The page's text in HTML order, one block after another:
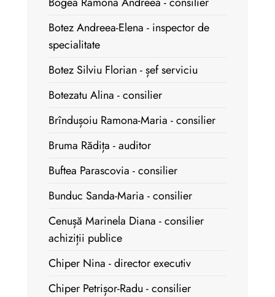
Botez Andreea-Elena - inspector de
specialitate
Botez Silviu Florian - șef serviciu
Botezatu Alina - consilier
Brîndușoiu Ramona-Maria - consilier
Bruma Rădița - auditor
Buftea Parascovia - consilier
Bunduc Sanda-Maria - consilier
Cenușă Marinela Diana - consilier
achiziții publice
Chiper Nina - director executiv
Chiper Petrișor-Radu - consilier